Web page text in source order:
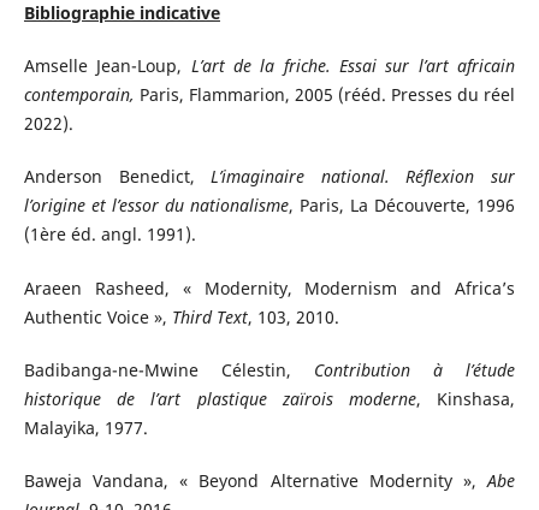
Bibliographie indicative
Amselle Jean-Loup, L’art de la friche. Essai sur l’art africain
contemporain, Paris, Flammarion, 2005 (rééd. Presses du réel
2022).
Anderson Benedict,L’imaginaire national. Réflexion sur
l’origine et l’essor du nationalisme, Paris, La Découverte, 1996
(1ère éd. angl. 1991).
Araeen Rasheed, « Modernity, Modernism and Africa’s
Authentic Voice », Third Text, 103, 2010.
Badibanga-ne-Mwine Célestin, Contribution à l’étude
historique de l’art plastique zaïrois moderne, Kinshasa,
Malayika, 1977.
Baweja Vandana, « Beyond Alternative Modernity »,Abe